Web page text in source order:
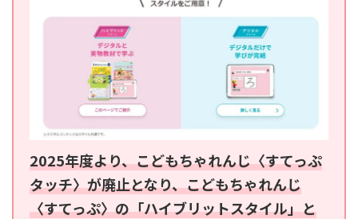
2025年度より、こどもちゃれんじ〈すてっぷ
タッチ〉が廃止となり、こどもちゃれんじ
〈すてっぷ〉の「ハイブリットスタイル」と